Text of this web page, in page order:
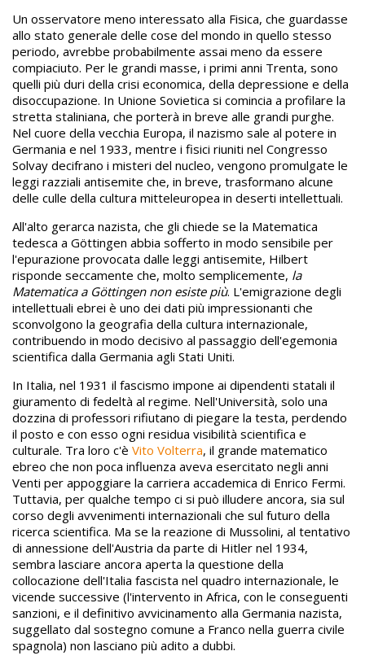
Un osservatore meno interessato alla Fisica, che guardasse
allo stato generale delle cose del mondo in quello stesso
periodo, avrebbe probabilmente assai meno da essere
compiaciuto. Per le grandi masse, i primi anni Trenta, sono
quelli più duri della crisi economica, della depressione e della
disoccupazione. In Unione Sovietica si comincia a profilare la
stretta staliniana, che porterà in breve alle grandi purghe.
Nel cuore della vecchia Europa, il nazismo sale al potere in
Germania e nel 1933, mentre i fisici riuniti nel Congresso
Solvay decifrano i misteri del nucleo, vengono promulgate le
leggi razziali antisemite che, in breve, trasformano alcune
delle culle della cultura mitteleuropea in deserti intellettuali.
All'alto gerarca nazista, che gli chiede se la Matematica
tedesca a Göttingen abbia sofferto in modo sensibile per
l'epurazione provocata dalle leggi antisemite, Hilbert
risponde seccamente che, molto semplicemente, la
Matematica a Göttingen non esiste più. L'emigrazione degli
intellettuali ebrei è uno dei dati più impressionanti che
sconvolgono la geografia della cultura internazionale,
contribuendo in modo decisivo al passaggio dell'egemonia
scientifica dalla Germania agli Stati Uniti.
In Italia, nel 1931 il fascismo impone ai dipendenti statali il
giuramento di fedeltà al regime. Nell'Università, solo una
dozzina di professori rifiutano di piegare la testa, perdendo
il posto e con esso ogni residua visibilità scientifica e
culturale. Tra loro c'è Vito Volterra, il grande matematico
ebreo che non poca influenza aveva esercitato negli anni
Venti per appoggiare la carriera accademica di Enrico Fermi.
Tuttavia, per qualche tempo ci si può illudere ancora, sia sul
corso degli avvenimenti internazionali che sul futuro della
ricerca scientifica. Ma se la reazione di Mussolini, al tentativo
di annessione dell'Austria da parte di Hitler nel 1934,
sembra lasciare ancora aperta la questione della
collocazione dell'Italia fascista nel quadro internazionale, le
vicende successive (l'intervento in Africa, con le conseguenti
sanzioni, e il definitivo avvicinamento alla Germania nazista,
suggellato dal sostegno comune a Franco nella guerra civile
spagnola) non lasciano più adito a dubbi.